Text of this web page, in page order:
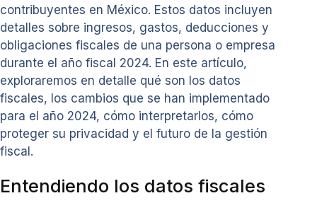
contribuyentes en México. Estos datos incluyen
detalles sobre ingresos, gastos, deducciones y
obligaciones fiscales de una persona o empresa
durante el año fiscal 2024. En este artículo,
exploraremos en detalle qué son los datos
fiscales, los cambios que se han implementado
para el año 2024, cómo interpretarlos, cómo
proteger su privacidad y el futuro de la gestión
fiscal.
Entendiendo los datos fiscales